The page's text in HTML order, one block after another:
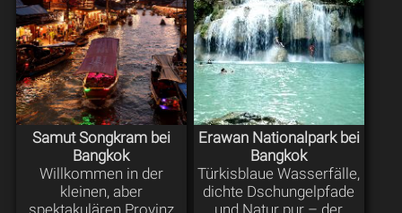
Samut Songkram bei
Bangkok
Willkommen in der
kleinen, aber
Erawan Nationalpark bei
Bangkok
Türkisblaue Wasserfälle,
dichte Dschungelpfade